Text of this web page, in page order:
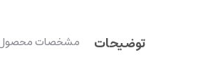
توضیحات مشخصات